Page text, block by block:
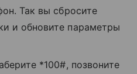
Так вы сбросите
и обновите параметры
*100#, позвоните